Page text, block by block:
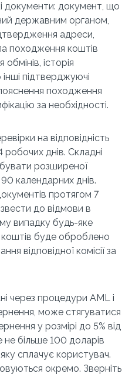
документи: документ, що
державним органом,
адреси,
походження коштів
обмінів, історія
підтверджуючі
походження
за необхідності.
на відповідність
днів. Складні
розширеної
календарних днів.
протягом 7
до відмови в
випадку будь-яке
буде оброблено
відповідної комісії за
через процедури AML і
може стягуватися
у розмірі до 5% від
більше 100 доларів
сплачує користувач.
окремо. Зверніть